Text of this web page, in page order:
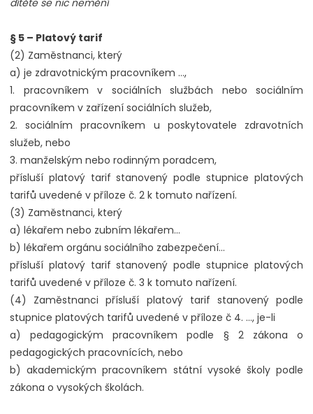
§ 5 – Platový tarif
(2) Zaměstnanci, který
a) je zdravotnickým pracovníkem …,
1. pracovníkem v sociálních službách nebo sociálním
pracovníkem v zařízení sociálních služeb,
2. sociálním pracovníkem u poskytovatele zdravotních
služeb, nebo
3. manželským nebo rodinným poradcem,
přísluší platový tarif stanovený podle stupnice platových
tarifů uvedené v příloze č. 2 k tomuto nařízení.
(3) Zaměstnanci, který
a) lékařem nebo zubním lékařem...
b) lékařem orgánu sociálního zabezpečení…
přísluší platový tarif stanovený podle stupnice platových
tarifů uvedené v příloze č. 3 k tomuto nařízení.
(4) Zaměstnanci přísluší platový tarif stanovený podle
stupnice platových tarifů uvedené v příloze č 4. …, je-li
a) pedagogickým pracovníkem podle § 2 zákona o
pedagogických pracovnících, nebo
b) akademickým pracovníkem státní vysoké školy podle
zákona o vysokých školách.